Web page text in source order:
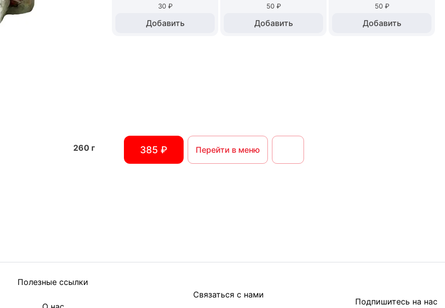
260 г
30 ₽
Добавить
50 ₽
Добавить
50 ₽
Добавить
385 ₽ Перейти в меню
Полезные ссылки
Связаться с нами
Подпишитесь на нас